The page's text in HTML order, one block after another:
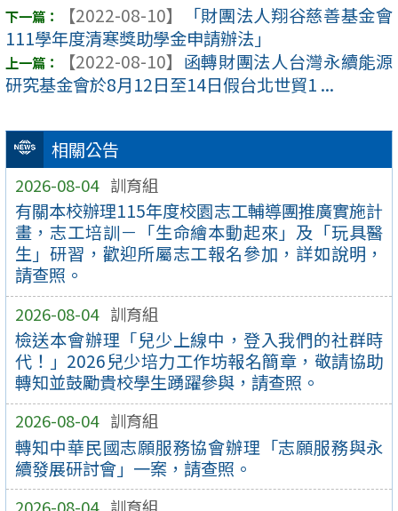
相關公告
2026-08-04 訓育組
有關本校辦理115年度校園志工輔導團推廣實施計
畫，志工培訓－「生命繪本動起來」及「玩具醫
生」研習，歡迎所屬志工報名參加，詳如說明，
請查照。
2026-08-04 訓育組
檢送本會辦理「兒少上線中，登入我們的社群時
代！」2026兒少培力工作坊報名簡章，敬請協助
轉知並鼓勵貴校學生踴躍參與，請查照。
2026-08-04 訓育組
轉知中華民國志願服務協會辦理「志願服務與永
續發展研討會」一案，請查照。
【2022-08-10】
「財團法人翔谷慈善基金會
111學年度清寒獎助學金申請辦法」
【2022-08-10】 函轉財團法人台灣永續能源
研究基金會於8月12日至14日假台北世貿1 ...